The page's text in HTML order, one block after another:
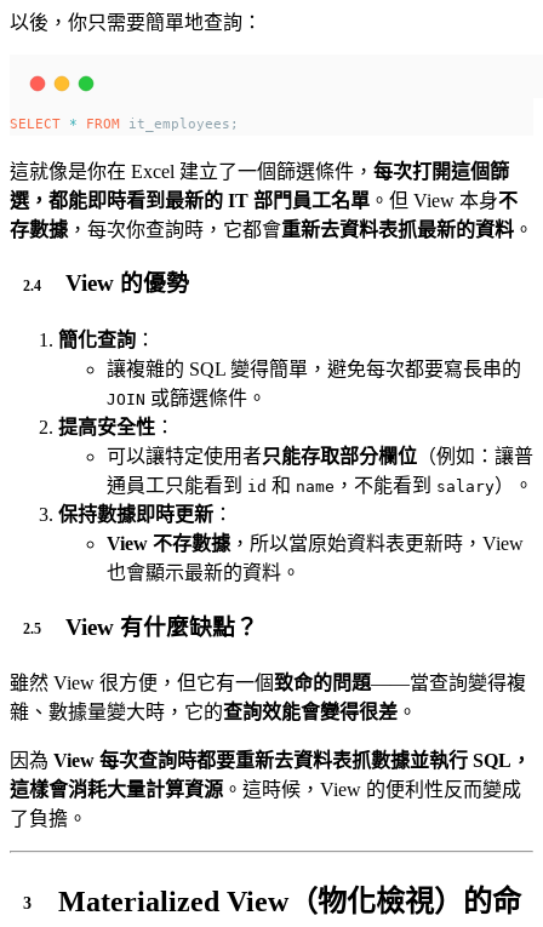
以後，你只需要簡單地查詢：
SELECT * FROM it_employees;
這就像是你在 Excel 建立了一個篩選條件， 每次打開這個篩
選，都能即時看到最新的 IT 部門員工名單 。但 View 本身不
存數據 ，每次你查詢時，它都會重新去資料表抓最新的資料 。
View 的優勢
簡化查詢 ：
讓複雜的 SQL 變得簡單，避免每次都要寫長串的
JOIN 或篩選條件。
提高安全性 ：
可以讓特定使用者只能存取部分欄位 （例如：讓普
通員工只能看到 id 和 name ，不能看到 salary）。
保持數據即時更新 ：
View 不存數據 ，所以當原始資料表更新時，View
也會顯示最新的資料。
View 有什麼缺點？
雖然 View 很方便，但它有一個致命的問題——當查詢變得複
雜、數據量變大時，它的查詢效能會變得很差 。
因為 View 每次查詢時都要重新去資料表抓數據並執行 SQL，
這樣會消耗大量計算資源 。這時候，View 的便利性反而變成
了負擔。
Materialized View（物化檢視）的命